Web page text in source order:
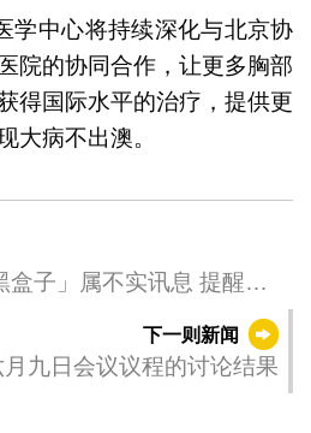
学中心将持续深化与北京协
院的协同合作，让更多胸部
得国际水平的治疗，提供更
大病不出澳。
盒子」属不实讯息 提醒公
下一则新闻
九日会议议程的讨论结果